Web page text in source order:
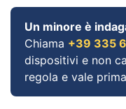
Un minore è
Chiama +39 335
dispositivi e non
regola e vale